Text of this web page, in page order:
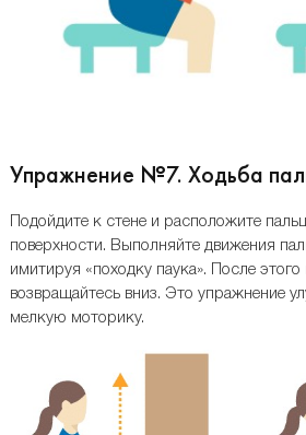
Упражнение №7. Ходьба
Подойдите к стене и расположите
поверхности. Выполняйте движения
имитируя «походку паука». После этого
возвращайтесь вниз. Это упражнение
мелкую моторику.